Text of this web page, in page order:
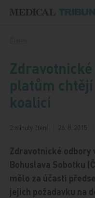
platům
koalicí
2 minuty čtení 26. 8. 2015
Zdravotnické odbory
Bohuslava Sobotku
mělo za účasti
jejich požadavku na